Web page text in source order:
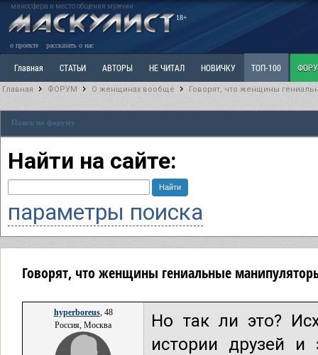
маносфера и место общения мужчин
18+
о проекте рассказать о нас
Главная СТАТЬИ АВТОРЫ НЕ ЧИТАЛ НОВИЧКУ ТОП-100
Ветка: Расстаюсь или Развожусь. САНЧАС Ветка: Наболевшее. Выскажись!
РАЗДЕЛ: Разное
Главная ФОРУМ О женщинах вообще Говорят, что женщины
Поиск по форуму
Найти на сайте:
параметры поиска
Говорят, что женщины гениальные
hyperboreus, 48
Россия, Москва
Но так ли это?
истории друзей